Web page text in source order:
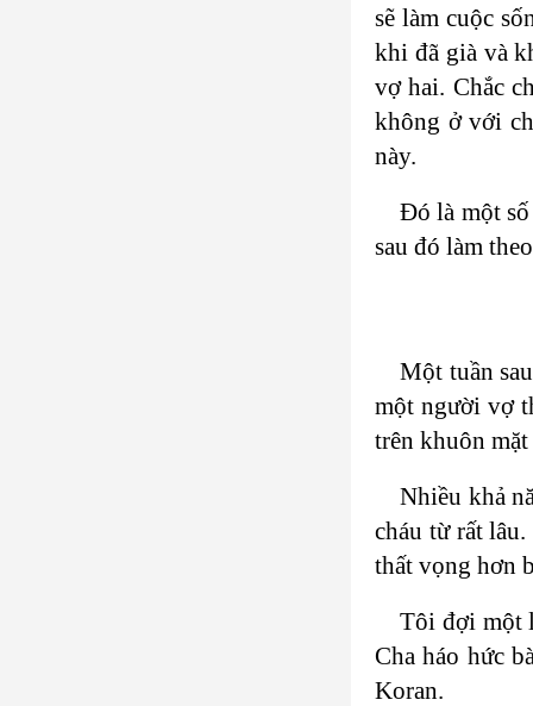
sẽ làm cuộc
khi đã già và
vợ hai. Chắc
không ở với
này.
Đó là một
sau đó làm
Một tuần
một người vợ
trên khuôn mặt
Nhiều khả
cháu từ rất
thất vọng hơn
Tôi đợi một
Cha háo hức
Koran.